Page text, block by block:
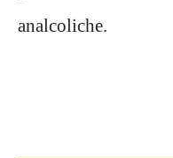
analcoliche.